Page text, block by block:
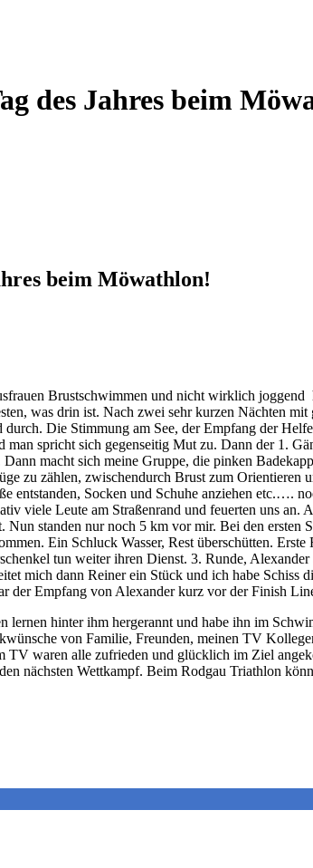
des Jahres beim
beim Möwathlon!
Brustschwimmen und nicht wirklich
was drin ist. Nach zwei sehr kurzen Nächten
Die Stimmung am See, der Empfang der
spricht sich gegenseitig Mut zu. Dann der 1.
macht sich meine Gruppe, die pinken
zu zählen, zwischendurch Brust zum
entstanden, Socken und Schuhe anziehen etc.….
viele Leute am Straßenrand und feuerten uns
standen nur noch 5 km vor mir. Bei den
Ein Schluck Wasser, Rest überschütten.
tun weiter ihren Dienst. 3. Runde,
mich dann Reiner ein Stück und ich habe
der Empfang von Alexander kurz vor der Finish
lernen hinter ihm hergerannt und habe ihn im
von Familie, Freunden, meinen TV
TV waren alle zufrieden und glücklich im Ziel
nächsten Wettkampf. Beim Rodgau Triathlon